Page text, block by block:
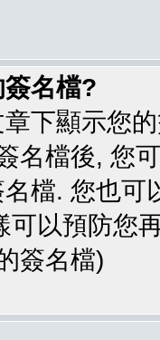
名檔?
下顯示您
名檔後, 您
檔. 您也
可以預防您
簽名檔)